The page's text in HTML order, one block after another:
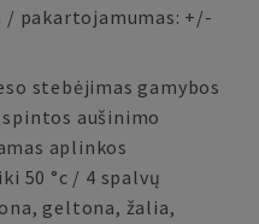
pakartojamumas: +/-
stebėjimas gamybos
aušinimo
aplinkos
50 °c / 4 spalvų
geltona, žalia,